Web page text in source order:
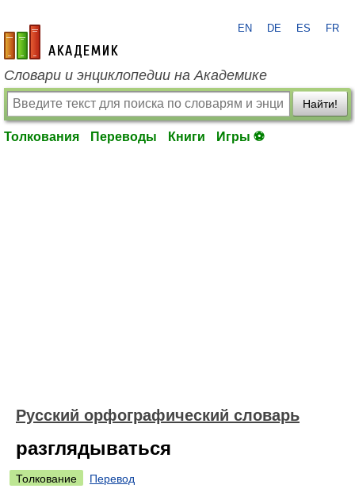
academic.ru
EN DE ES FR
Словари и энциклопедии на Академике
Найти!
Толкования Переводы Книги Игры ⚽
Русский орфографический словарь
разглядываться
Толкование
Перевод